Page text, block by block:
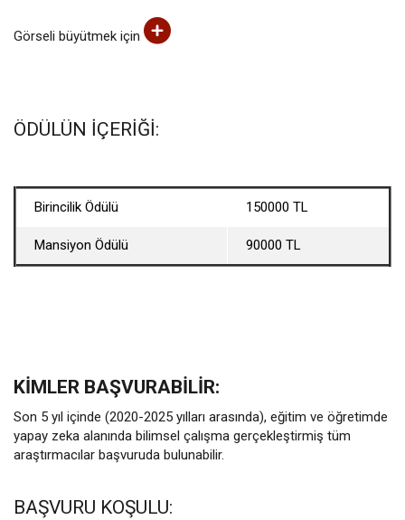
Görseli büyütmek için
ÖDÜLÜN İÇERİĞİ:
Birincilik Ödülü 150000 TL
Mansiyon Ödülü 90000 TL
KİMLER BAŞVURABİLİR:
Son 5 yıl içinde (2020-2025 yılları arasında), eğitim ve öğretimde
yapay zeka alanında bilimsel çalışma gerçekleştirmiş tüm
araştırmacılar başvuruda bulunabilir.
BAŞVURU KOŞULU: